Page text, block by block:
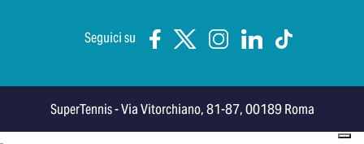
Seguici su
SuperTennis - Via Vitorchiano, 81-87, 00189 Roma